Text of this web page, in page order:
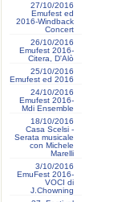
27/10/2016
Emufest ed
2016-Windback
Concert
26/10/2016
Emufest 2016-
Citera, D'Alò
25/10/2016
Emufest ed 2016
24/10/2016
Emufest 2016-
Mdi Ensemble
18/10/2016
Casa Scelsi -
Serata musicale
con Michele
Marelli
3/10/2016
EmuFest 2016-
VOCI di
J.Chowning